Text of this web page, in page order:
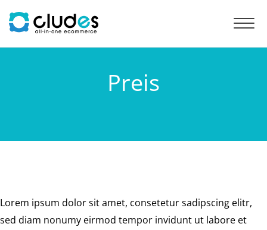
Preis
Lorem ipsum dolor sit amet, consetetur sadipscing elitr,
sed diam nonumy eirmod tempor invidunt ut labore et